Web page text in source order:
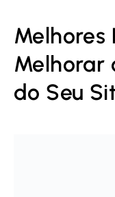
Melhores
Melhorar
do Seu